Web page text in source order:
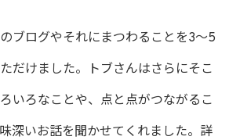
ブログやそれにまつわることを3〜5
だけました。トブさんはさらにそこ
いろなことや、点と点がつながるこ
深いお話を聞かせてくれました。詳